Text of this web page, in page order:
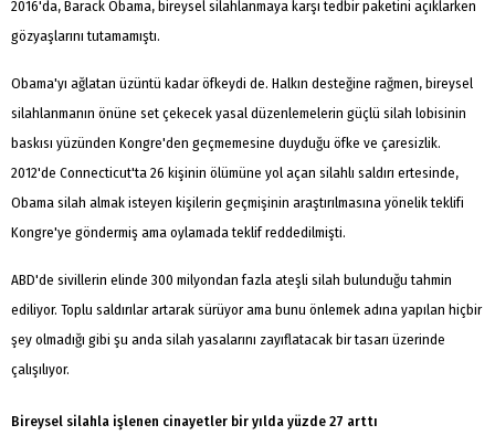
2016'da, Barack Obama, bireysel silahlanmaya karşı tedbir paketini açıklarken
gözyaşlarını tutamamıştı.
Obama'yı ağlatan üzüntü kadar öfkeydi de. Halkın desteğine rağmen, bireysel
silahlanmanın önüne set çekecek yasal düzenlemelerin güçlü silah lobisinin
baskısı yüzünden Kongre'den geçmemesine duyduğu öfke ve çaresizlik.
2012'de Connecticut'ta 26 kişinin ölümüne yol açan silahlı saldırı ertesinde,
Obama silah almak isteyen kişilerin geçmişinin araştırılmasına yönelik teklifi
Kongre'ye göndermiş ama oylamada teklif reddedilmişti.
ABD'de sivillerin elinde 300 milyondan fazla ateşli silah bulunduğu tahmin
ediliyor. Toplu saldırılar artarak sürüyor ama bunu önlemek adına yapılan hiçbir
şey olmadığı gibi şu anda silah yasalarını zayıflatacak bir tasarı üzerinde
çalışılıyor.
Bireysel silahla işlenen cinayetler bir yılda yüzde 27 arttı